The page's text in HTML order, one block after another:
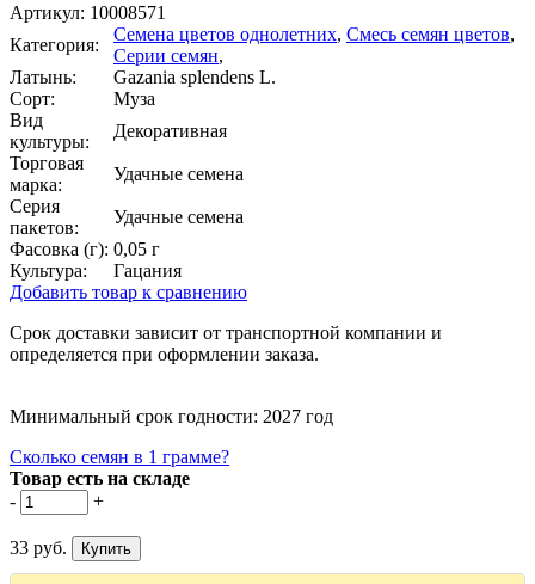
Артикул: 10008571
Категория:
Семена цветов однолетних, Смесь семян цветов,
Серии семян,
Латынь:
Gazania splendens L.
Сорт:
Муза
Вид
культуры:
Декоративная
Торговая
марка:
Удачные семена
Серия
пакетов:
Удачные семена
Фасовка (г): 0,05 г
Культура:
Гацания
Добавить товар к сравнению
Срок доставки зависит от транспортной компании и
определяется при оформлении заказа.
Минимальный срок годности: 2027 год
Сколько семян в 1 грамме?
Товар есть на складе
-
+
33 руб.